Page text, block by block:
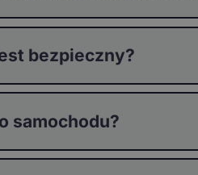
bezpieczny?
samochodu?